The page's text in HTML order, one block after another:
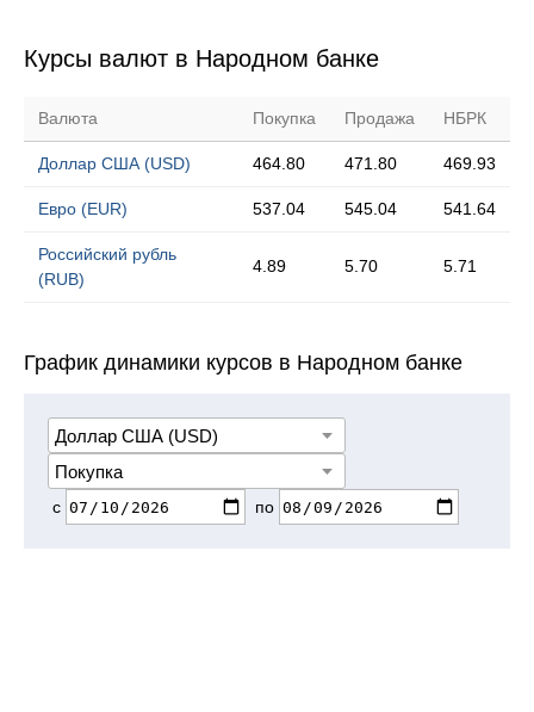
Курсы валют в Народном банке
Валюта Покупка Продажа НБРК
Доллар США (USD) 464.80 471.80 469.93
Евро (EUR) 537.04 545.04 541.64
Российский рубль
(RUB)
4.89 5.70 5.71
График динамики курсов в Народном банке
с по